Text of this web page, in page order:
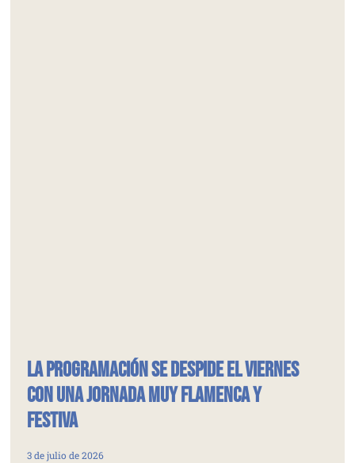
La programación se despide el viernes
con una jornada muy flamenca y
festiva
3 de julio de 2026